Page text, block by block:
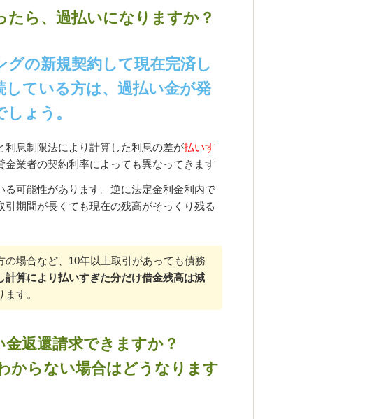
たら、過払いになりますか？
の新規契約して現在完済し
ている方は、過払い金が発
ょう。
息制限法により計算した利息の差が払いす
金業者の契約利率によっても異なってきます
る可能性があります。逆に法定金利金利内で
期間が長くても現在の残高がそっくり残る
場合など、10年以上取引があっても債務
計算により払いすぎた分だけ借金残高は減
す。
返還請求できますか？
からない場合はどうなります